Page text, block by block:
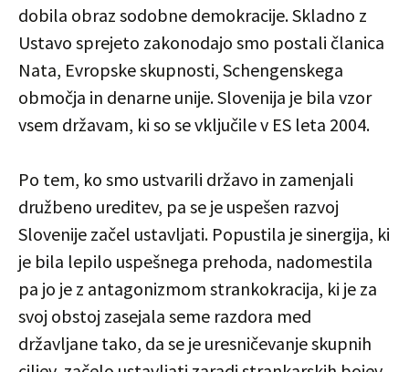
dobila obraz sodobne demokracije. Skladno z
Ustavo sprejeto zakonodajo smo postali članica
Nata, Evropske skupnosti, Schengenskega
območja in denarne unije. Slovenija je bila vzor
vsem državam, ki so se vključile v ES leta 2004.
Po tem, ko smo ustvarili državo in zamenjali
družbeno ureditev, pa se je uspešen razvoj
Slovenije začel ustavljati. Popustila je sinergija, ki
je bila lepilo uspešnega prehoda, nadomestila
pa jo je z antagonizmom strankokracija, ki je za
svoj obstoj zasejala seme razdora med
državljane tako, da se je uresničevanje skupnih